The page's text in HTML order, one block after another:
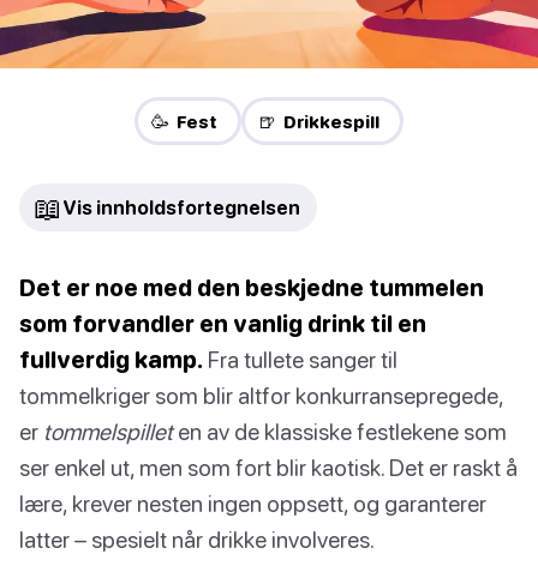
🥳 Fest 🍺 Drikkespill
📖 Vis innholdsfortegnelsen
Det er noe med den beskjedne tummelen
som forvandler en vanlig drink til en
fullverdig kamp. Fra tullete sanger til
tommelkriger som blir altfor konkurransepregede,
er tommelspilleten av de klassiske festlekene som
ser enkel ut, men som fort blir kaotisk. Det er raskt å
lære, krever nesten ingen oppsett, og garanterer
latter – spesielt når drikke involveres.